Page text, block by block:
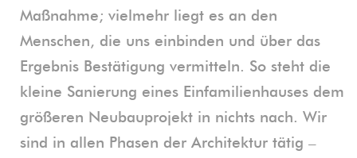
Maßnahme; vielmehr liegt es an den
Menschen, die uns einbinden und über das
Ergebnis Bestätigung vermitteln. So steht die
kleine Sanierung eines Einfamilienhauses dem
größeren Neubauprojekt in nichts nach. Wir
sind in allen Phasen der Architektur tätig –